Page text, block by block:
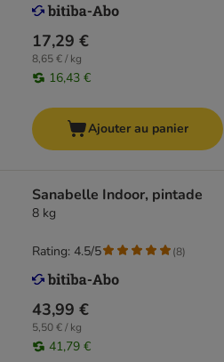
17,29 €
8,65 € / kg
16,43 €
Ajouter au panier
Sanabelle Indoor, pintade
8 kg
43,99 €
5,50 € / kg
41,79 €
Rating: 4.5/5 (8)